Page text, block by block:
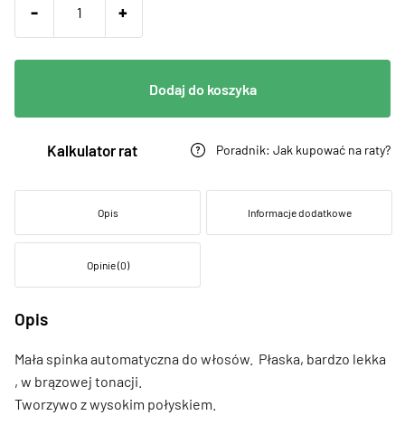
- +
Dodaj do koszyka
Kalkulator rat Poradnik: Jak kupować na raty?
Opis Informacje dodatkowe
Opinie (0)
Opis
Mała spinka automatyczna do włosów. Płaska, bardzo lekka
, w brązowej tonacji.
Tworzywo z wysokim połyskiem.